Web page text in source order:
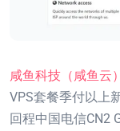
咸鱼科技（咸鱼云）
VPS套餐季付以上
回程中国电信CN2